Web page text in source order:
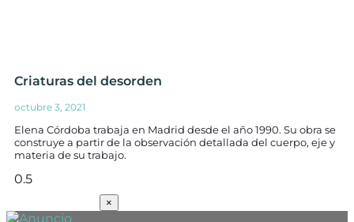
Criaturas del desorden
octubre 3, 2021
Elena Córdoba trabaja en Madrid desde el año 1990. Su obra se
construye a partir de la observación detallada del cuerpo, eje y
materia de su trabajo.
×